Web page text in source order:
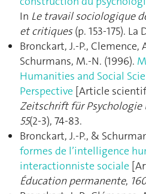
In Le travail sociologique
et critiques(p. 153‑175). La
Bronckart, J.-P., Clemence,
Schurmans, M.-N. (1996).
Humanities and Social
Perspective [Article
Zeitschrift für
55(2-3), 74‑83.
Bronckart, J.-P., &
formes de l’intelligence
interactionniste sociale
Éducation permanente,